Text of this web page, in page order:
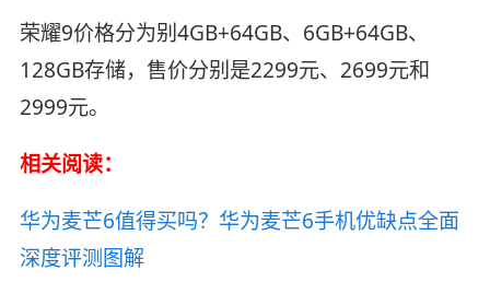
荣耀9价格分为别4GB+64GB、6GB+64GB、
128GB存储，售价分别是2299元、2699元和
2999元。
相关阅读：
华为麦芒6值得买吗？华为麦芒6手机优缺点全面
深度评测图解